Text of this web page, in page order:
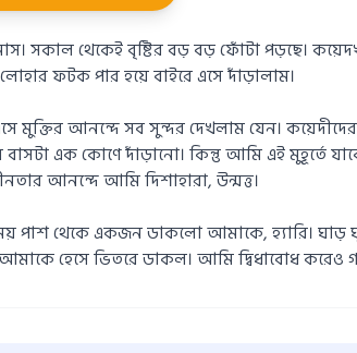
সকাল থেকেই বৃষ্টির বড় বড় ফোঁটা পড়ছে।
ফটক পার হয়ে বাইরে এসে দাঁড়ালাম।
মুক্তির আনন্দে সব সুন্দর দেখলাম যেন।
এক কোণে দাঁড়ানো। কিন্তু আমি এই মুহূর্তে
আনন্দে আমি দিশাহারা, উন্মত্ত।
পাশ থেকে একজন ডাকলো আমাকে, হ্যারি। ঘাড়
হেসে ভিতরে ডাকল। আমি দ্বিধাবোধ করেও